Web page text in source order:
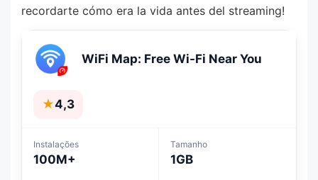
recordarte cómo era la vida antes del streaming!
WiFi Map: Free Wi-Fi Near You
★4,3
Instalações
100M+
Tamanho
1GB